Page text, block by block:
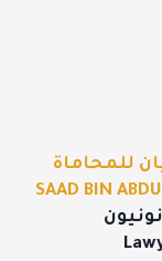
للمحاماة
SAAD BIN